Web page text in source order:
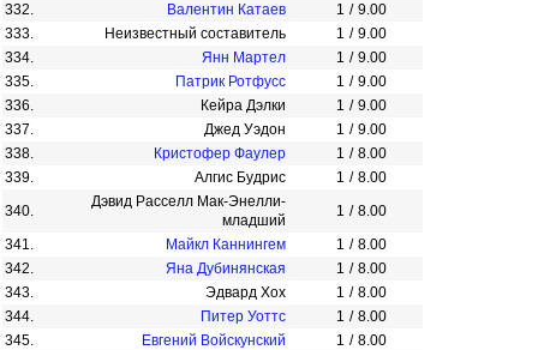
332.
Валентин Катаев 1 / 9.00
333.
Неизвестный составитель 1 / 9.00
334.
Янн Мартел 1 / 9.00
335.
Патрик Ротфусс 1 / 9.00
336.
Кейра Дэлки 1 / 9.00
337.
Джед Уэдон 1 / 9.00
338.
Кристофер Фаулер 1 / 8.00
339.
Алгис Будрис 1 / 8.00
340.
Дэвид Расселл Мак-Энелли-
младший
1 / 8.00
341.
Майкл Каннингем 1 / 8.00
342.
Яна Дубинянская 1 / 8.00
343.
Эдвард Хох 1 / 8.00
344.
Питер Уоттс 1 / 8.00
345.
Евгений Войскунский 1 / 8.00